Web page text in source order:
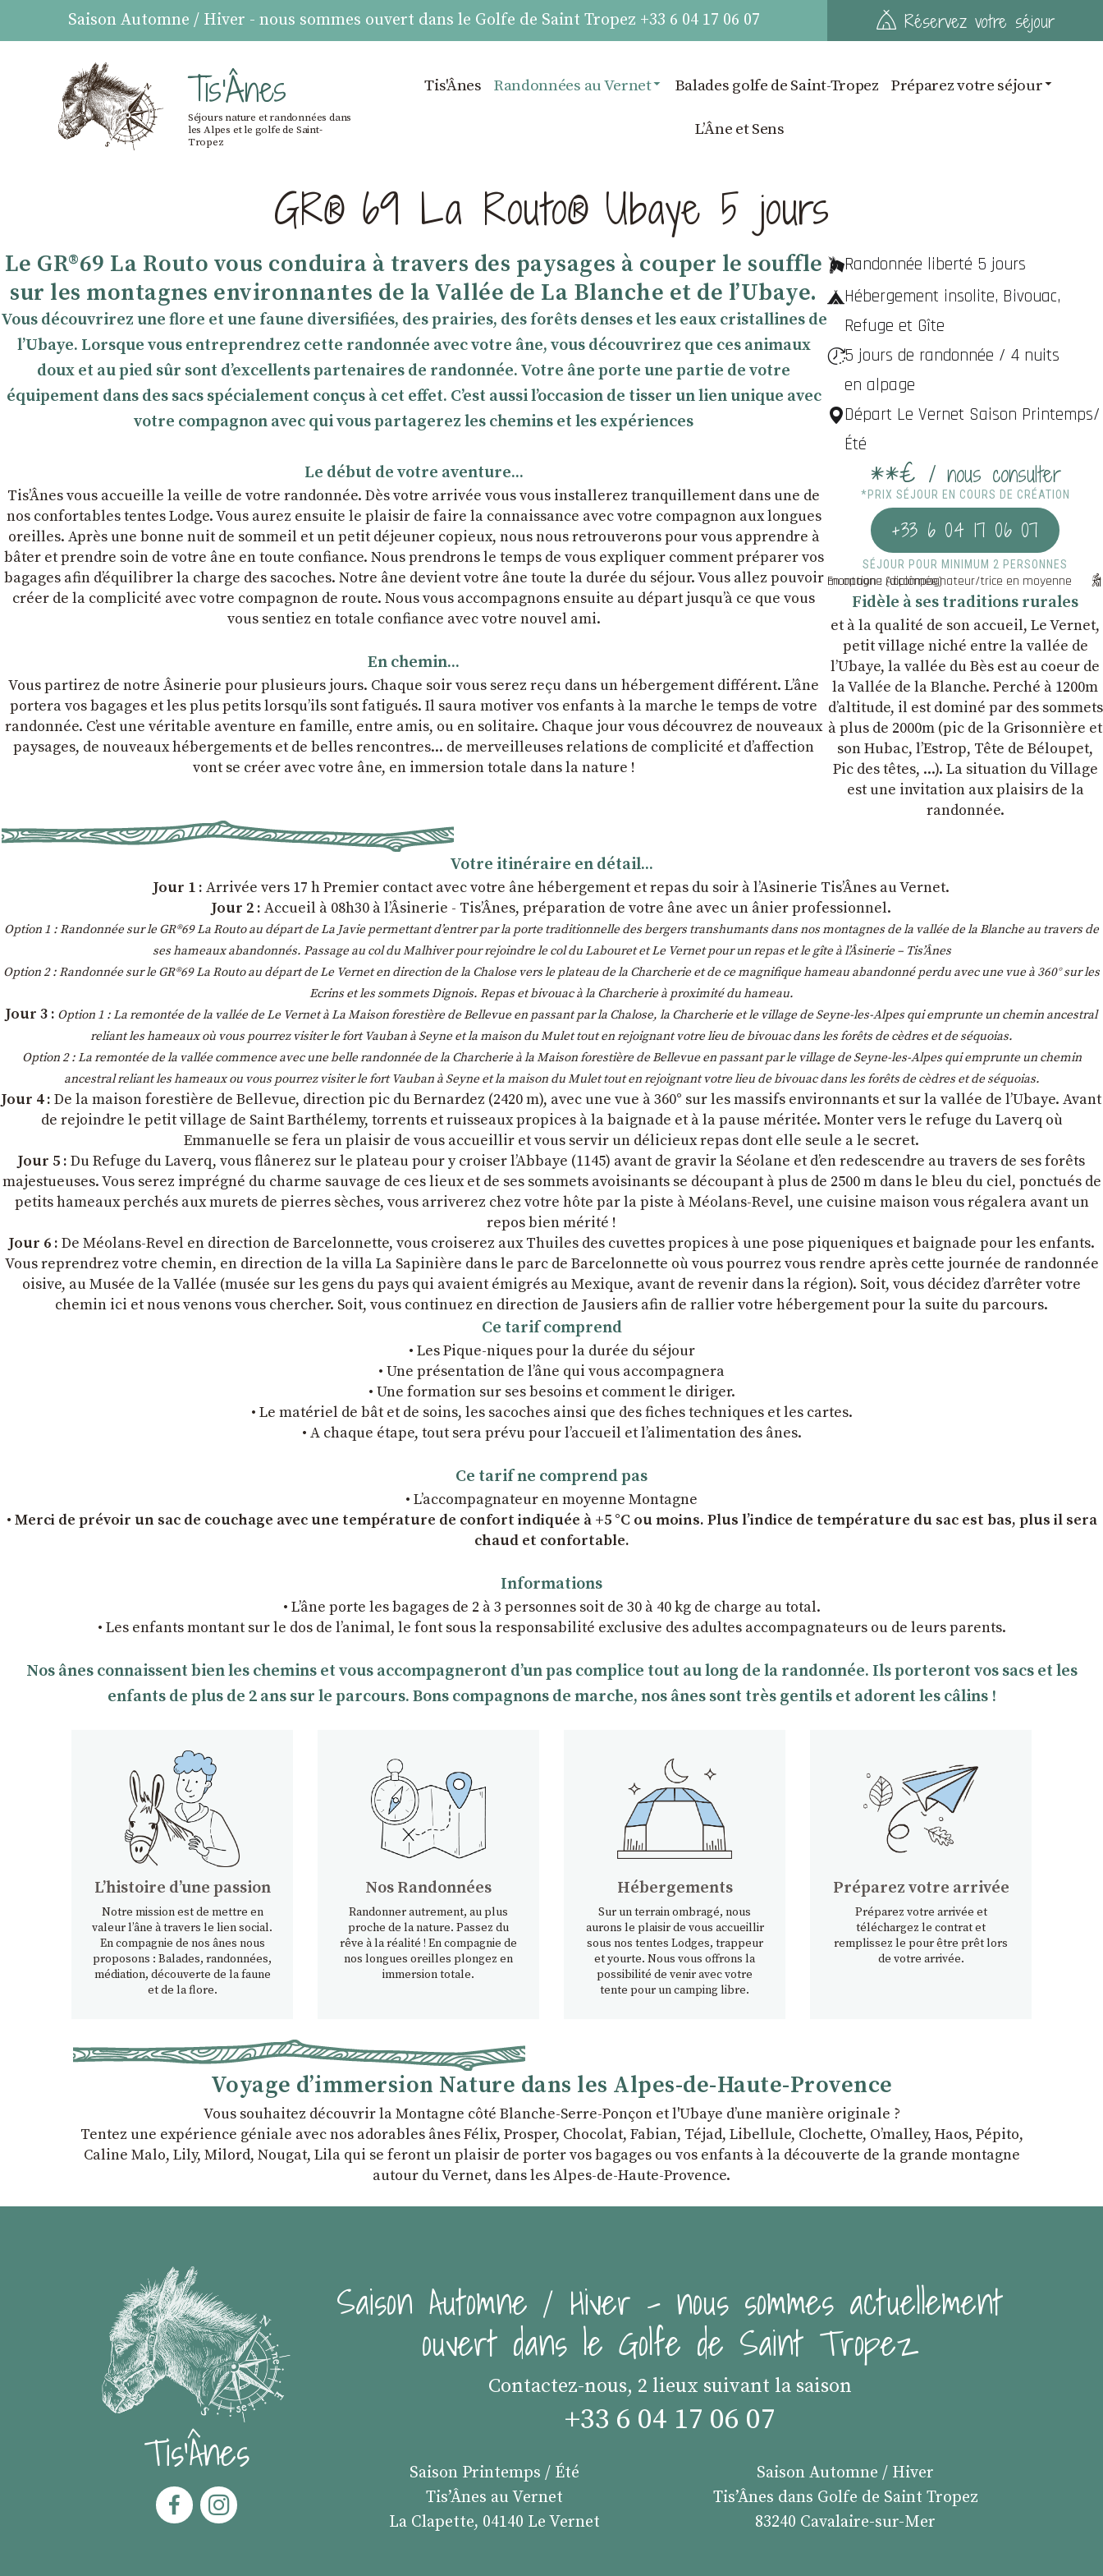
Saison Automne / Hiver - nous sommes ouvert dans le Golfe de Saint Tropez +33 6 04 17 06 07 Réservez votre séjour
Tis'Ânes
Séjours nature et randonnées dans
les Alpes et le golfe de Saint-
Tropez
Tis'Ânes Randonnées au Vernet Balades golfe de Saint-Tropez Préparez votre séjour
LʼÂne et Sens
GR® 69 La Routo® Ubaye 5 jours
Le GR®69 La Routo vous conduira à travers des paysages à couper le souffle
sur les montagnes environnantes de la Vallée de La Blanche et de l’Ubaye.
Vous découvrirez une flore et une faune diversifiées, des prairies, des forêts denses et les eaux cristallines de
l’Ubaye. Lorsque vous entreprendrez cette randonnée avec votre âne, vous découvrirez que ces animaux
doux et au pied sûr sont d’excellents partenaires de randonnée. Votre âne porte une partie de votre
équipement dans des sacs spécialement conçus à cet effet. C’est aussi l’occasion de tisser un lien unique avec
votre compagnon avec qui vous partagerez les chemins et les expériences
Le début de votre aventure...
Tis’Ânes vous accueille la veille de votre randonnée. Dès votre arrivée vous vous installerez tranquillement dans une de
nos confortables tentes Lodge. Vous aurez ensuite le plaisir de faire la connaissance avec votre compagnon aux longues
oreilles. Après une bonne nuit de sommeil et un petit déjeuner copieux, nous nous retrouverons pour vous apprendre à
bâter et prendre soin de votre âne en toute confiance. Nous prendrons le temps de vous expliquer comment préparer vos
bagages afin dʼéquilibrer la charge des sacoches. Notre âne devient votre âne toute la durée du séjour. Vous allez pouvoir
créer de la complicité avec votre compagnon de route. Nous vous accompagnons ensuite au départ jusqu’à ce que vous
vous sentiez en totale confiance avec votre nouvel ami.
En chemin...
Vous partirez de notre Âsinerie pour plusieurs jours. Chaque soir vous serez reçu dans un hébergement différent. L’âne
portera vos bagages et les plus petits lorsqu’ils sont fatigués. Il saura motiver vos enfants à la marche le temps de votre
randonnée. C’est une véritable aventure en famille, entre amis, ou en solitaire. Chaque jour vous découvrez de nouveaux
paysages, de nouveaux hébergements et de belles rencontres... de merveilleuses relations de complicité et dʼaffection
vont se créer avec votre âne, en immersion totale dans la nature !
Randonnée liberté 5 jours
Hébergement insolite, Bivouac,
Refuge et Gîte
5 jours de randonnée / 4 nuits
en alpage
Départ Le Vernet Saison Printemps/
Été
**€ / nous consulter
*PRIX SÉJOUR EN COURS DE CRÉATION
+33 6 04 17 06 07
SÉJOUR POUR MINIMUM 2 PERSONNES
En option : Accompagnateur/trice en moyenne montagne (diplômée)
Fidèle à ses traditions rurales
et à la qualité de son accueil, Le Vernet,
petit village niché entre la vallée de
l’Ubaye, la vallée du Bès est au coeur de
la Vallée de la Blanche. Perché à 1200m
d’altitude, il est dominé par des sommets
à plus de 2000m (pic de la Grisonnière et
son Hubac, l’Estrop, Tête de Béloupet,
Pic des têtes, ...). La situation du Village
est une invitation aux plaisirs de la
randonnée.
Votre itinéraire en détail...
Jour 1 : Arrivée vers 17 h Premier contact avec votre âne hébergement et repas du soir à l’Asinerie Tis’Ânes au Vernet.
Jour 2 : Accueil à 08h30 à l’Âsinerie - Tis’Ânes, préparation de votre âne avec un ânier professionnel.
Option 1 : Randonnée sur le GR®69 La Routo au départ de La Javie permettant d’entrer par la porte traditionnelle des bergers transhumants dans nos montagnes de la vallée de la Blanche au travers de
ses hameaux abandonnés. Passage au col du Malhiver pour rejoindre le col du Labouret et Le Vernet pour un repas et le gîte à l’Âsinerie – Tis’Ânes
Option 2 : Randonnée sur le GR®69 La Routo au départ de Le Vernet en direction de la Chalose vers le plateau de la Charcherie et de ce magnifique hameau abandonné perdu avec une vue à 360° sur les
Ecrins et les sommets Dignois. Repas et bivouac à la Charcherie à proximité du hameau.
Jour 3 : Option 1 : La remontée de la vallée de Le Vernet à La Maison forestière de Bellevue en passant par la Chalose, la Charcherie et le village de Seyne-les-Alpes qui emprunte un chemin ancestral
reliant les hameaux où vous pourrez visiter le fort Vauban à Seyne et la maison du Mulet tout en rejoignant votre lieu de bivouac dans les forêts de cèdres et de séquoias.
Option 2 : La remontée de la vallée commence avec une belle randonnée de la Charcherie à la Maison forestière de Bellevue en passant par le village de Seyne-les-Alpes qui emprunte un chemin
ancestral reliant les hameaux ou vous pourrez visiter le fort Vauban à Seyne et la maison du Mulet tout en rejoignant votre lieu de bivouac dans les forêts de cèdres et de séquoias.
Jour 4 : De la maison forestière de Bellevue, direction pic du Bernardez (2420 m), avec une vue à 360° sur les massifs environnants et sur la vallée de l’Ubaye. Avant
de rejoindre le petit village de Saint Barthélemy, torrents et ruisseaux propices à la baignade et à la pause méritée. Monter vers le refuge du Laverq où
Emmanuelle se fera un plaisir de vous accueillir et vous servir un délicieux repas dont elle seule a le secret.
Jour 5 : Du Refuge du Laverq, vous flânerez sur le plateau pour y croiser l’Abbaye (1145) avant de gravir la Séolane et d’en redescendre au travers de ses forêts
majestueuses. Vous serez imprégné du charme sauvage de ces lieux et de ses sommets avoisinants se découpant à plus de 2500 m dans le bleu du ciel, ponctués de
petits hameaux perchés aux murets de pierres sèches, vous arriverez chez votre hôte par la piste à Méolans-Revel, une cuisine maison vous régalera avant un
repos bien mérité !
Jour 6 : De Méolans-Revel en direction de Barcelonnette, vous croiserez aux Thuiles des cuvettes propices à une pose piqueniques et baignade pour les enfants.
Vous reprendrez votre chemin, en direction de la villa La Sapinière dans le parc de Barcelonnette où vous pourrez vous rendre après cette journée de randonnée
oisive, au Musée de la Vallée (musée sur les gens du pays qui avaient émigrés au Mexique, avant de revenir dans la région). Soit, vous décidez d’arrêter votre
chemin ici et nous venons vous chercher. Soit, vous continuez en direction de Jausiers afin de rallier votre hébergement pour la suite du parcours.
Ce tarif comprend
• Les Pique-niques pour la durée du séjour
• Une présentation de l’âne qui vous accompagnera
• Une formation sur ses besoins et comment le diriger.
• Le matériel de bât et de soins, les sacoches ainsi que des fiches techniques et les cartes.
• A chaque étape, tout sera prévu pour l’accueil et l’alimentation des ânes.
Ce tarif ne comprend pas
• L’accompagnateur en moyenne Montagne
• Merci de prévoir un sac de couchage avec une température de confort indiquée à +5 °C ou moins. Plus l’indice de température du sac est bas, plus il sera
chaud et confortable.
Informations
• L’âne porte les bagages de 2 à 3 personnes soit de 30 à 40 kg de charge au total.
• Les enfants montant sur le dos de l’animal, le font sous la responsabilité exclusive des adultes accompagnateurs ou de leurs parents.
Nos ânes connaissent bien les chemins et vous accompagneront dʼun pas complice tout au long de la randonnée. Ils porteront vos sacs et les
enfants de plus de 2 ans sur le parcours. Bons compagnons de marche, nos ânes sont très gentils et adorent les câlins !
Lʼhistoire dʼune passion
Notre mission est de mettre en
valeur l’âne à travers le lien social.
En compagnie de nos ânes nous
proposons : Balades, randonnées,
médiation, découverte de la faune
et de la flore.
Nos Randonnées
Randonner autrement, au plus
proche de la nature. Passez du
rêve à la réalité ! En compagnie de
nos longues oreilles plongez en
immersion totale.
Hébergements
Sur un terrain ombragé, nous
aurons le plaisir de vous accueillir
sous nos tentes Lodges, trappeur
et yourte. Nous vous offrons la
possibilité de venir avec votre
tente pour un camping libre.
Préparez votre arrivée
Préparez votre arrivée et
téléchargez le contrat et
remplissez le pour être prêt lors
de votre arrivée.
Voyage d’immersion Nature dans les Alpes-de-Haute-Provence
Vous souhaitez découvrir la Montagne côté Blanche-Serre-Ponçon et l'Ubaye dʼune manière originale ?
Tentez une expérience géniale avec nos adorables ânes Félix, Prosper, Chocolat, Fabian, Téjad, Libellule, Clochette, Oʼmalley, Haos, Pépito,
Caline Malo, Lily, Milord, Nougat, Lila qui se feront un plaisir de porter vos bagages ou vos enfants à la découverte de la grande montagne
autour du Vernet, dans les Alpes-de-Haute-Provence.
Tis'Ânes
Saison Automne / Hiver - nous sommes actuellement
ouvert dans le Golfe de Saint Tropez
Contactez-nous, 2 lieux suivant la saison
+33 6 04 17 06 07
Saison Printemps / Été
Tis’Ânes au Vernet
La Clapette, 04140 Le Vernet
Saison Automne / Hiver
Tis’Ânes dans Golfe de Saint Tropez
83240 Cavalaire-sur-Mer